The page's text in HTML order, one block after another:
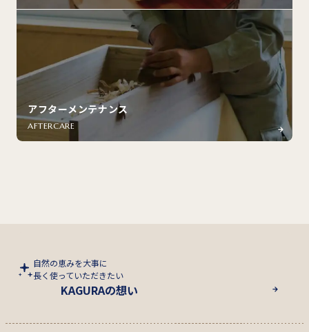
アフターメンテナンス
AFTERCARE
自然の恵みを大事に
長く使っていただきたい
KAGURAの想い